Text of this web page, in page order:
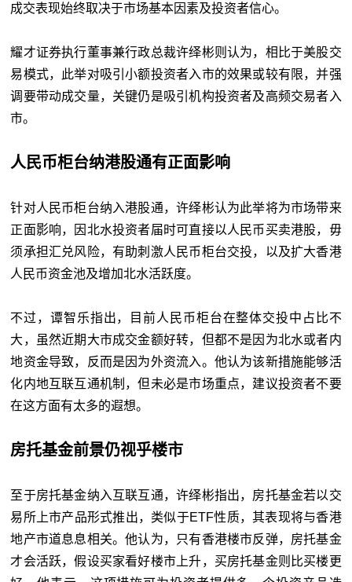
成交表现始终取决于市场基本因素及投资者信心。
耀才证券执行董事兼行政总裁许绎彬则认为，相比于美股交
易模式，此举对吸引小额投资者入市的效果或较有限，并强
调要带动成交量，关键仍是吸引机构投资者及高频交易者入
市。
人民币柜台纳港股通有正面影响
针对人民币柜台纳入港股通，许绎彬认为此举将为市场带来
正面影响，因北水投资者届时可直接以人民币买卖港股，毋
须承担汇兑风险，有助刺激人民币柜台交投，以及扩大香港
人民币资金池及增加北水活跃度。
不过，谭智乐指出，目前人民币柜台在整体交投中占比不
大，虽然近期大市成交金额好转，但都不是因为北水或者内
地资金导致，反而是因为外资流入。他认为该新措施能够活
化内地互联互通机制，但未必是市场重点，建议投资者不要
在这方面有太多的遐想。
房托基金前景仍视乎楼市
至于房托基金纳入互联互通，许绎彬指出，房托基金若以交
易所上市产品形式推出，类似于ETF性质，其表现将与香港
地产市道息息相关。他认为，只有香港楼市反弹，房托基金
才会活跃，假设买家看好楼市上升，买房托基金则比买楼更